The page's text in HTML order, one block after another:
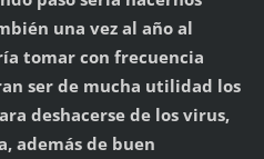
una vez al año al
tomar con frecuencia
ser de mucha utilidad los
deshacerse de los virus,
además de buen